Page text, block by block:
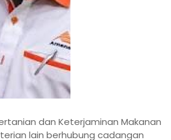
dan Keterjaminan Makanan
lain berhubung cadangan